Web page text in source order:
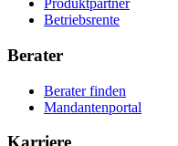
Produktpartner
Betriebsrente
Berater
Berater finden
Mandantenportal